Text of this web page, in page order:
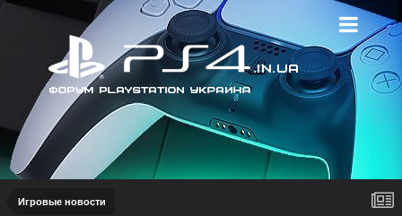
Игровые новости